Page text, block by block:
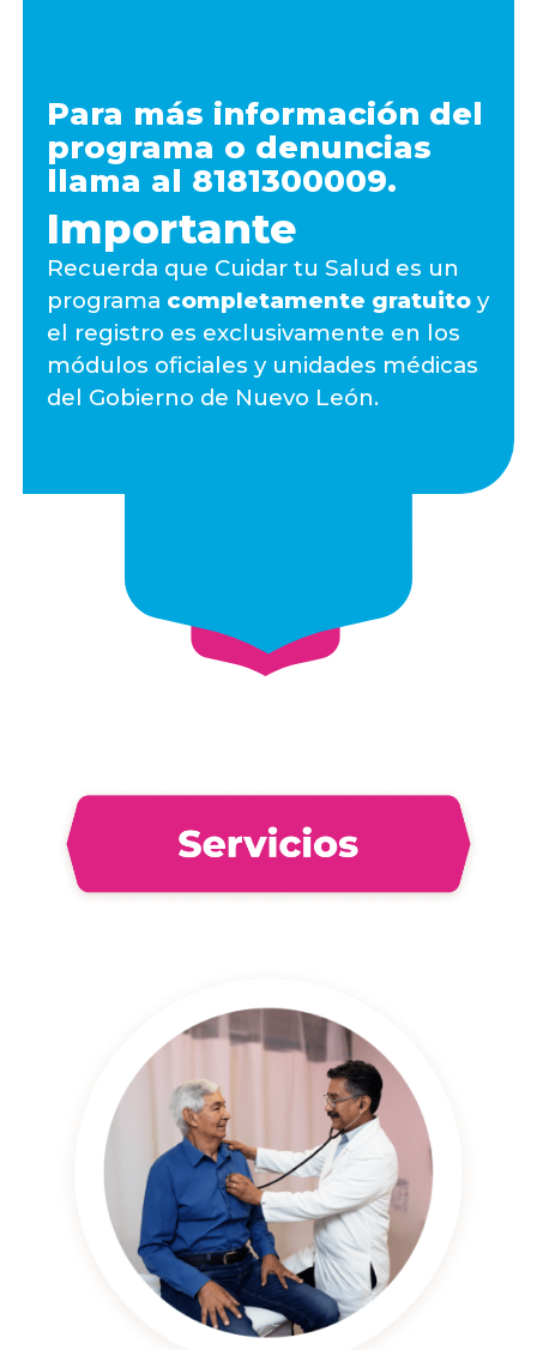
Para más información del
programa o denuncias
llama al 8181300009.
Importante
Recuerda que Cuidar tu Salud es un
programa completamente gratuitoy
el registro es exclusivamente en los
módulos oficiales y unidades médicas
del Gobierno de Nuevo León.